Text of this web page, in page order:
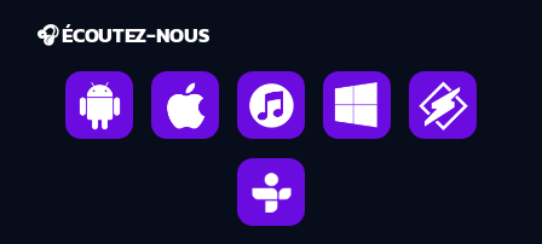
🎧 ÉCOUTEZ-NOUS